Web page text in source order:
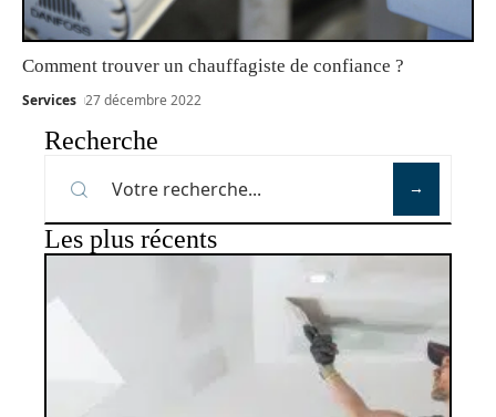
Comment trouver un chauffagiste de confiance ?
Services 27 décembre 2022
Recherche
Les plus récents